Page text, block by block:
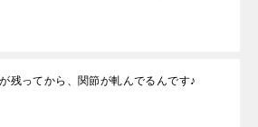
残ってから、関節が軋んでるんです♪